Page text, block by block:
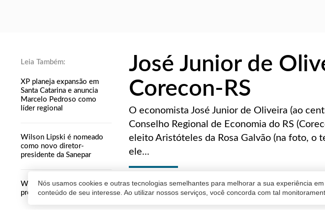
Nós usamos cookies e outras tecnologias semelhantes para melhorar a sua experiência
conteúdo de seu interesse. Ao utilizar nossos serviços, você concorda com tal
XP planeja expansão em
Santa Catarina e anuncia
Marcelo Pedroso como
líder regional
Wilson Lipski é nomeado
como novo diretor-
presidente da Sanepar
Wilson Bricio assume
presidência da Zen
José Junior de
Corecon-RS
O economista José Junior de Oliveira (ao
Conselho Regional de Economia do RS
eleito Aristóteles da Rosa Galvão (na foto, o
ele...
REDAÇÃO
13/01/2020 18:34| Atualizado 06/02/2020 14:27